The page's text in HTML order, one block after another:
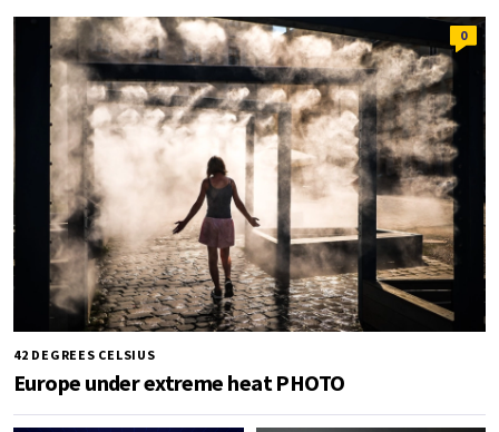
0
42 DEGREES CELSIUS
Europe under extreme heat PHOTO